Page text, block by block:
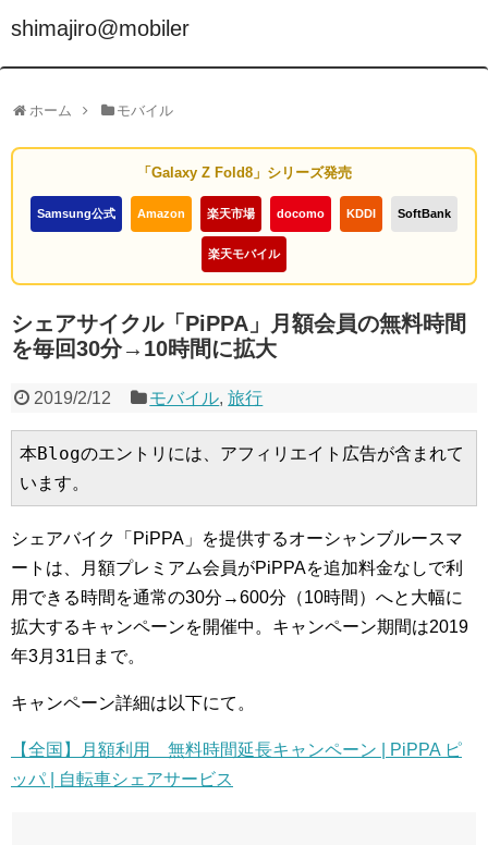
shimajiro@mobiler
ホーム モバイル
「Galaxy Z Fold8」シリーズ発売
Samsung公式 Amazon 楽天市場 docomo KDDI SoftBank
楽天モバイル
シェアサイクル「PiPPA」月額会員の無料時間
を毎回30分→10時間に拡大
2019/2/12 モバイル,旅行
本Blogのエントリには、アフィリエイト広告が含まれて
います。
シェアバイク「PiPPA」を提供するオーシャンブルースマ
ートは、月額プレミアム会員がPiPPAを追加料金なしで利
用できる時間を通常の30分→600分（10時間）へと大幅に
拡大するキャンペーンを開催中。キャンペーン期間は2019
年3月31日まで。
キャンペーン詳細は以下にて。
【全国】月額利用 無料時間延長キャンペーン | PiPPA ピ
ッパ | 自転車シェアサービス